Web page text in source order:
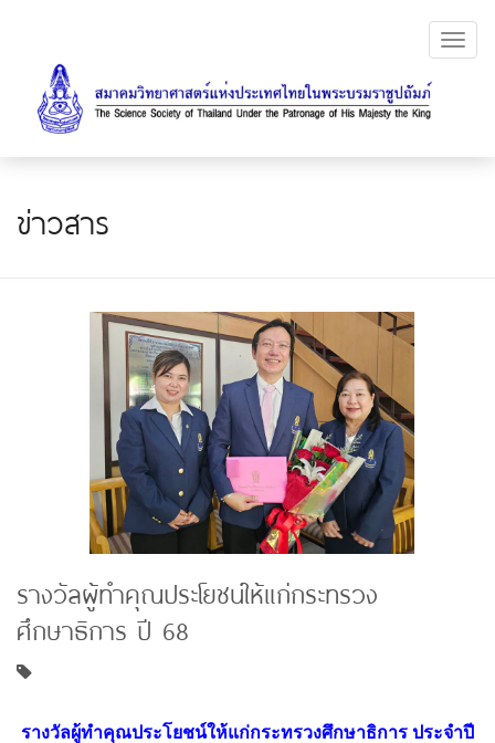
ข่าวสาร
รางวัลผู้ทำคุณประโยชน์ให้แก่กระทรวง
ศึกษาธิการ ปี 68
รางวัลผู้ทำคุณประโยชน์ให้แก่กระทรวงศึกษาธิการ ประจำปี